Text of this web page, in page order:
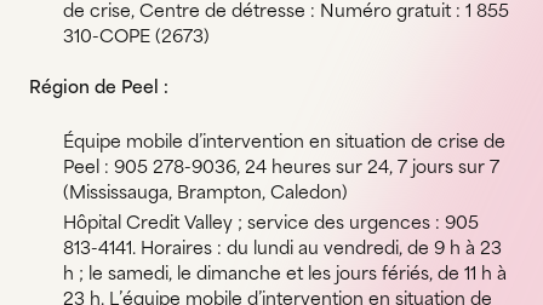
de crise, Centre de détresse : Numéro gratuit : 1 855
310-COPE (2673)
Région de Peel :
Équipe mobile d’intervention en situation de crise de
Peel : 905 278-9036, 24 heures sur 24, 7 jours sur 7
(Mississauga, Brampton, Caledon)
Hôpital Credit Valley ; service des urgences : 905
813-4141. Horaires : du lundi au vendredi, de 9 h à 23
h ; le samedi, le dimanche et les jours fériés, de 11 h à
23 h. L’équipe mobile d’intervention en situation de